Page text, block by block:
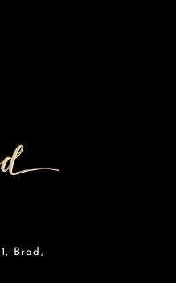
Brad,